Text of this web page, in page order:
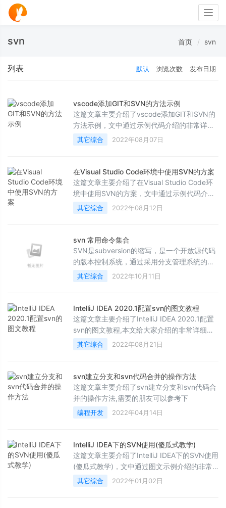
svn 首页 svn
列表 默认 浏览次数 发布日期
vscode添加GIT和SVN的方法示例
这篇文章主要介绍了vscode添加GIT和SVN的
方法示例，文中通过示例代码介绍的非常详
细，对大家的学习或者工作具有一定的参考学
习价值，需要的朋友们下面随着小编来一起学
其它综合 2022年08月07日
在Visual Studio Code环境中使用SVN的方案
这篇文章主要介绍了在Visual Studio Code环
境中使用SVN的方案，文中通过示例代码介绍
的非常详细，对大家的学习或者工作具有一定
的参考学习价值，需要的朋友们下面随着小编
其它综合 2022年08月12日
svn 常用命令集合
SVN是subversion的缩写，是一个开放源代码
的版本控制系统，通过采用分支管理系统的高
效管理，简而言之就是用于多个人共同开发同
一个项目，实现共享资源，实现最终集中式的
其它综合 2022年10月11日
IntelliJ IDEA 2020.1配置svn的图文教程
这篇文章主要介绍了IntelliJ IDEA 2020.1配置
svn的图文教程,本文给大家介绍的非常详细，
对大家的学习或工作具有一定的参考借鉴价
值，需要的朋友可以参考下
其它综合 2022年08月21日
svn建立分支和svn代码合并的操作方法
这篇文章主要介绍了svn建立分支和svn代码合
并的操作方法,需要的朋友可以参考下
编程开发 2022年04月14日
IntelliJ IDEA下的SVN使用(傻瓜式教学)
这篇文章主要介绍了IntelliJ IDEA下的SVN使用
(傻瓜式教学)，文中通过图文示例介绍的非常
详细，对大家的学习或者工作具有一定的参考
学习价值，需要的朋友们下面随着小编来一起
其它综合 2022年01月02日